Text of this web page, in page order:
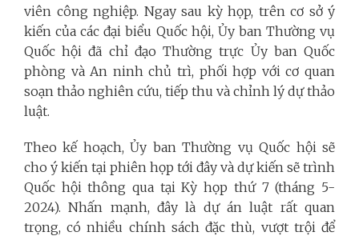
viên công nghiệp. Ngay sau kỳ họp, trên cơ sở ý
kiến của các đại biểu Quốc hội, Ủy ban Thường vụ
Quốc hội đã chỉ đạo Thường trực Ủy ban Quốc
phòng và An ninh chủ trì, phối hợp với cơ quan
soạn thảo nghiên cứu, tiếp thu và chỉnh lý dự thảo
luật.
Theo kế hoạch, Ủy ban Thường vụ Quốc hội sẽ
cho ý kiến tại phiên họp tới đây và dự kiến sẽ trình
Quốc hội thông qua tại Kỳ họp thứ 7 (tháng 5-
2024). Nhấn mạnh, đây là dự án luật rất quan
trọng, có nhiều chính sách đặc thù, vượt trội để